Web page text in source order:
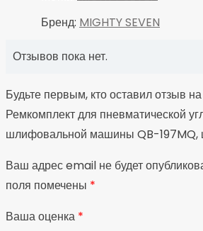
Бренд: MIGHTY SEVEN
Отзывов пока нет.
Будьте первым, кто оставил отзыв
Ремкомплект для пневматической
шлифовальной машины QB-197MQ,
Ваш адрес email не будет
поля помечены *
Ваша оценка *